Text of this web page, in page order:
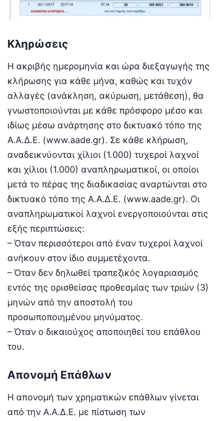
Κληρώσεις
Η ακριβής ημερομηνία και ώρα διεξαγωγής της
κλήρωσης για κάθε μήνα, καθώς και τυχόν
αλλαγές (ανάκληση, ακύρωση, μετάθεση), θα
γνωστοποιούνται με κάθε πρόσφορο μέσο και
ιδίως μέσω ανάρτησης στο δικτυακό τόπο της
Α.Α.Δ.Ε. (www.aade.gr). Σε κάθε κλήρωση,
αναδεικνύονται χίλιοι (1.000) τυχεροί λαχνοί
και χίλιοι (1.000) αναπληρωματικοί, οι οποίοι
μετά το πέρας της διαδικασίας αναρτώνται στο
δικτυακό τόπο της Α.Α.Δ.Ε. (www.aade.gr). Οι
αναπληρωματικοί λαχνοί ενεργοποιούνται στις
εξής περιπτώσεις:
– Όταν περισσότεροι από έναν τυχεροί λαχνοί
ανήκουν στον ίδιο συμμετέχοντα.
– Όταν δεν δηλωθεί τραπεζικός λογαριασμός
εντός της ορισθείσας προθεσμίας των τριών (3)
μηνών από την αποστολή του
προσωποποιημένου μηνύματος.
– Όταν ο δικαιούχος αποποιηθεί του επάθλου
του.
Απονομή Επάθλων
Η απονομή των χρηματικών επάθλων γίνεται
από την Α.Α.Δ.Ε. με πίστωση των